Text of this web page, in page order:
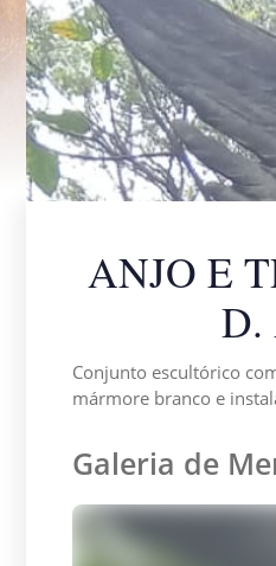
ANJO E
D.
Conjunto escultórico
mármore branco e
Galeria de